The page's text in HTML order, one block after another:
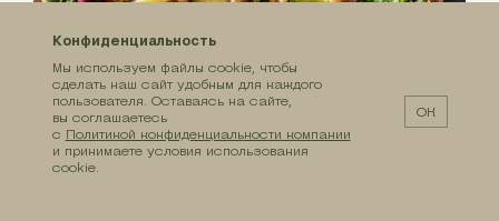
Конфиденциальность
Мы используем файлы cookie, чтобы
сделать наш сайт удобным для каждого
пользователя. Оставаясь на сайте,
вы соглашаетесь
с Политикой конфиденциальности компании
и принимаете условия использования
cookie.
ОК